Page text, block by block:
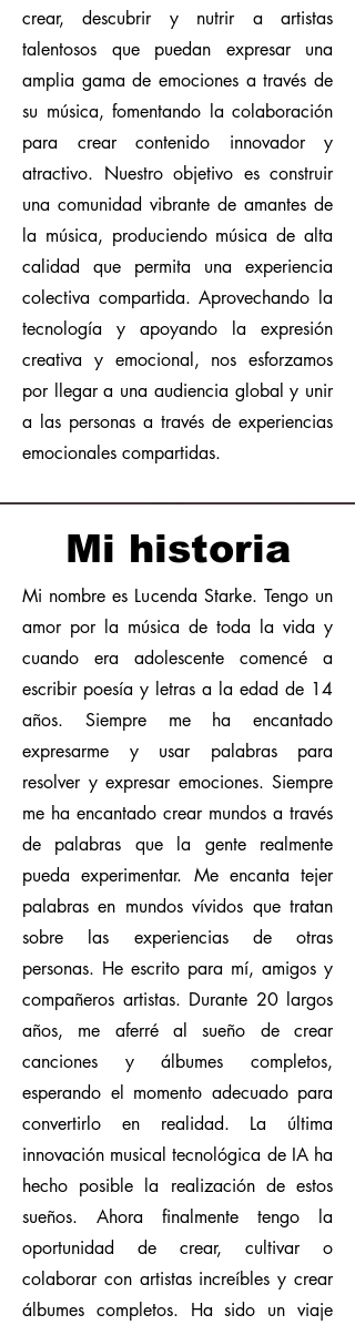
crear, descubrir y nutrir a artistas
talentosos que puedan expresar una
amplia gama de emociones a través de
su música, fomentando la colaboración
para crear contenido innovador y
atractivo. Nuestro objetivo es construir
una comunidad vibrante de amantes de
la música, produciendo música de alta
calidad que permita una experiencia
colectiva compartida. Aprovechando la
tecnología y apoyando la expresión
creativa y emocional, nos esforzamos
por llegar a una audiencia global y unir
a las personas a través de experiencias
emocionales compartidas.
Mi historia
Mi nombre es Lucenda Starke. Tengo un
amor por la música de toda la vida y
cuando era adolescente comencé a
escribir poesía y letras a la edad de 14
años. Siempre me ha encantado
expresarme y usar palabras para
resolver y expresar emociones. Siempre
me ha encantado crear mundos a través
de palabras que la gente realmente
pueda experimentar. Me encanta tejer
palabras en mundos vívidos que tratan
sobre las experiencias de otras
personas. He escrito para mí, amigos y
compañeros artistas. Durante 20 largos
años, me aferré al sueño de crear
canciones y álbumes completos,
esperando el momento adecuado para
convertirlo en realidad. La última
innovación musical tecnológica de IA ha
hecho posible la realización de estos
sueños. Ahora finalmente tengo la
oportunidad de crear, cultivar o
colaborar con artistas increíbles y crear
álbumes completos. Ha sido un viaje